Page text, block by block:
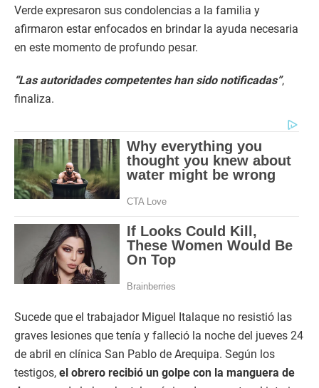
Verde expresaron sus condolencias a la familia y
afirmaron estar enfocados en brindar la ayuda necesaria
en este momento de profundo pesar.
“Las autoridades competentes han sido notificadas”,
finaliza.
Sucede que el trabajador Miguel Italaque no resistió las
graves lesiones que tenía y falleció la noche del jueves 24
de abril en clínica San Pablo de Arequipa. Según los
testigos, el obrero recibió un golpe con la manguera de